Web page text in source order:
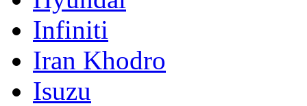
Infiniti
Iran Khodro
Isuzu